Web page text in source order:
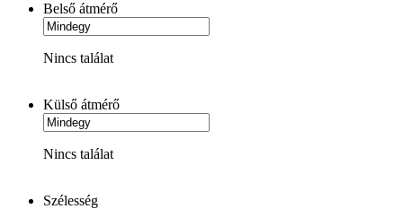
Belső átmérő
Nincs találat
Külső átmérő
Nincs találat
Szélesség